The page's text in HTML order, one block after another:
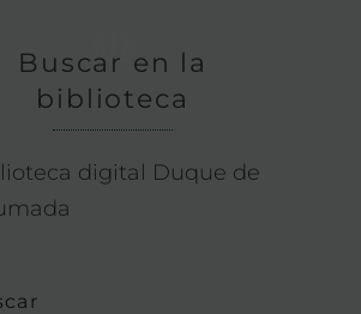
Buscar en la
biblioteca
digital Duque de